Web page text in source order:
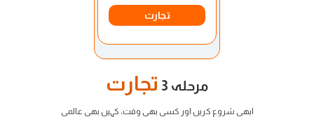
تجارت
مرحلہ 3 تجارت
ابھی شروع کریں اور کسی بھی وقت، کہیں بھی عالمی